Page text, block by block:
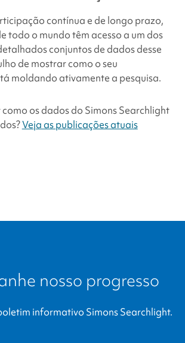
contínua e de longo prazo,
todo o mundo têm acesso a um dos
conjuntos de dados desse
de mostrar como o seu
moldando ativamente a pesquisa.
como os dados do Simons Searchlight
Veja as publicações atuais
nosso progresso
informativo Simons Searchlight.